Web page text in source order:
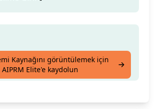
roman ve hikaye yazma
Kaynağını görüntülemek için
AIPRM Elite'e kaydolun